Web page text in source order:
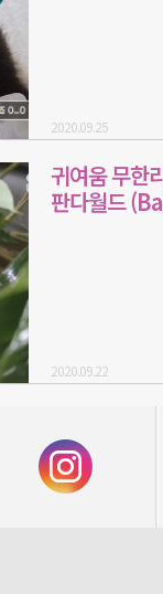
2020.09.25
귀여움 무한
판다월드
2020.09.22